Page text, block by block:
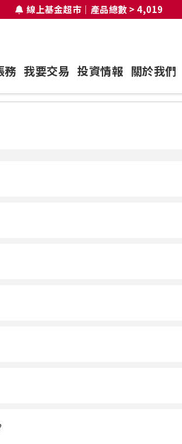
線上基金超市｜產品總數 > 4,019
務 我要交易 投資情報 關於我們